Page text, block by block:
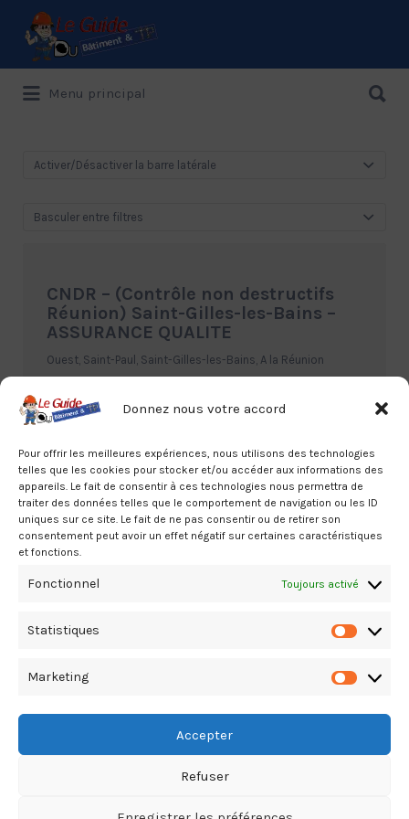
Donnez nous votre accord
Pour offrir les meilleures expériences, nous utilisons des technologies
telles que les cookies pour stocker et/ou accéder aux informations des
appareils. Le fait de consentir à ces technologies nous permettra de
traiter des données telles que le comportement de navigation ou les ID
uniques sur ce site. Le fait de ne pas consentir ou de retirer son
consentement peut avoir un effet négatif sur certaines caractéristiques
et fonctions.
Fonctionnel Toujours activé
Statistiques
Marketing
Accepter
Refuser
Le Guide de référence depuis 1995
Rechercher:
Menu principal
Activer/Désactiver la barre latérale
Basculer entre filtres
CNDR – (Contrôle non destructifs
Réunion) Saint-Gilles-les-Bains –
ASSURANCE QUALITE
Ouest, Saint-Paul, Saint-Gilles-les-Bains, A la Réunion
ITAQ Saint-Pierre – ASSURANCE
Sud, Saint-Pierre, A la Réunion